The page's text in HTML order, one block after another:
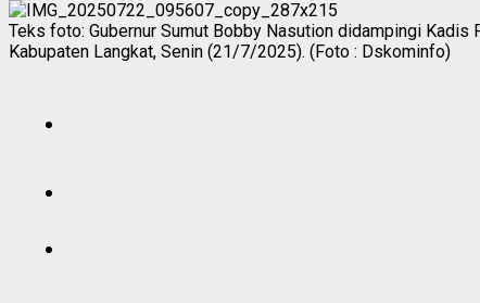
Teks foto: Gubernur Sumut Bobby Nasution didampingi Kadis
Kabupaten Langkat, Senin (21/7/2025). (Foto : Dskominfo)